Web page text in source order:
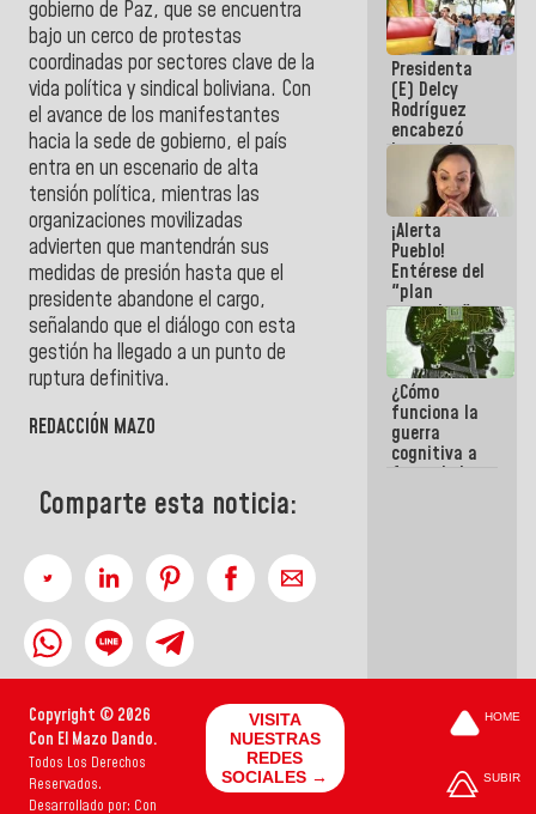
gobierno de Paz, que se encuentra
bajo un cerco de protestas
coordinadas por sectores clave de la
vida política y sindical boliviana. Con
el avance de los manifestantes
hacia la sede de gobierno, el país
entra en un escenario de alta
tensión política, mientras las
organizaciones movilizadas
advierten que mantendrán sus
medidas de presión hasta que el
presidente abandone el cargo,
señalando que el diálogo con esta
gestión ha llegado a un punto de
ruptura definitiva.
REDACCIÓN MAZO
Comparte esta noticia:
gobernadores
planes de
recuperación
del Sistema
Eléctrico
Nacional
Presidenta
(E) Delcy
Rodríguez
encabezó
lanzamiento
del Plan
Nacional de
Recreación
Vacacional
¡Alerta
Pueblo!
Entérese del
"plan
enjambre"
de La Sayo
para
sabotear el
diálogo y
promover el
caos
¿Cómo
funciona la
guerra
cognitiva a
favor de la
Copyright © 2026
Con El Mazo Dando.
Todos Los Derechos
Reservados.
Desarrollado por: Con
VISITA
NUESTRAS
REDES
SOCIALES →
HOME
SUBIR